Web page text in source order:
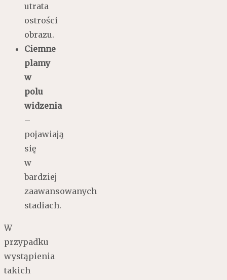
utrata
ostrości
obrazu.
Ciemne
plamy
w
polu
widzenia
–
pojawiają
się
w
bardziej
zaawansowanych
stadiach.
W
przypadku
wystąpienia
takich